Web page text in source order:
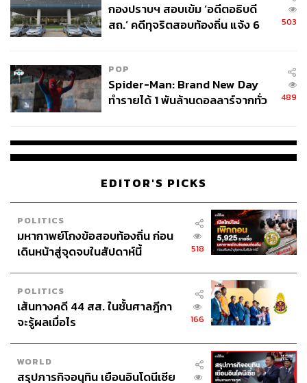
ประชาธิปไตยจะนำพาความมั่งคั่งกลับมาสู่เขาได้อย่างไร
ฉะนั้นผมต่อสู้มา ตอนรัฐประหารที่ผมถูกตัดสิทธิการเมือง
โดนใบแดงอยู่ ผมมั่นใจเลยว่าผมเป็นคนแรกๆ ที่ถูกทหารรวบ
คลุม เอาใส่รถตู้ พาไปตระเวน ตี 2 วันนั้นเราไม่รู้หรอกว่าเดิน
ออกจากบ้านแล้วจะได้กลับมาไหม เป็นการต่อสู้เพื่อพี่น้อง
ประชาชน ซึ่งมันสำคัญมาก และการเข้ามาสู่พรรคไทยสร้าง
เองก็จะตามท่านเป็นหนึ่งในฝ่ายประชาธิปไตยที่จะสู้กับ
ผมเองเชื่อว่าระบอบประชาธิปไตยมันสวยงาม มันคิดต่างได้
ไม่ว่าจะเห็นต่างกันอย่างไรอย่าให้ถึงกับแตกความสามัคคี ถึง
กับแตกแยก ถึงกับทำให้พวกเราอยู่กันอย่างไม่มีความสุข
ฉะนั้นแล้วผู้นำที่เราอยากได้คือผู้นำที่มีความอ่อนน้อมและมี
คุณหญิงสุดารัตน์ ไม่ว่าท่านย่างก้าวไปไหน พี่น้องประชาชน
ได้กอด ได้ระบายความอึดอัดที่เขาไม่สามารถแสดงออกได้
ความแร้นแค้นความยากลำบากมันย่างก้าวเข้ามา เมื่อเขาได้
กอดได้เสียน้ำตา พี่น้องเขาก็รู้สึกว่านี่คือคนที่เขาอยากได้ คน
ที่เขาหวัง ฉะนั้นผมก็ขอโอกาสที่จะเข้าเป็นหนึ่งในขุนพลหนึ่ง
ในฟันเฟืองเล็กๆ ของพรรคไทยสร้างไทย ที่จะนำพาสิ่งดีๆ
กองปราบฯ สอบเข้ม ‘อดีตอธิบดี
สถ.’ คดีทุจริตสอบท้องถิ่น แจ้ง 6
503
POP
Spider-Man: Brand New Day
ทำรายได้ 1 พันล้านดอลลาร์จากทั่ว
489
EDITOR'S PICKS
POLITICS
มหากาพย์โกงข้อสอบท้องถิ่น ก่อน
เดินหน้าสู่จุดจบในสัปดาห์นี้
518
POLITICS
เส้นทางคดี 44 สส. ในชั้นศาลฎีกา
จะรู้ผลเมื่อไร
166
WORLD
สรุปภารกิจอนุทิน เยือนอินโดนีเซีย